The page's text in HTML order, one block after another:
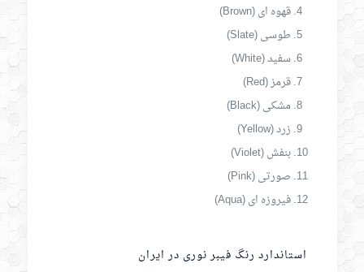
قهوه ای (Brown)
طوسی (Slate)
سفید (White)
قرمز (Red)
مشکی (Black)
زرد (Yellow)
بنفش (Violet)
صورتی (Pink)
فیروزه ای (Aqua)
استاندارد رنگ فیبر نوری در ایران